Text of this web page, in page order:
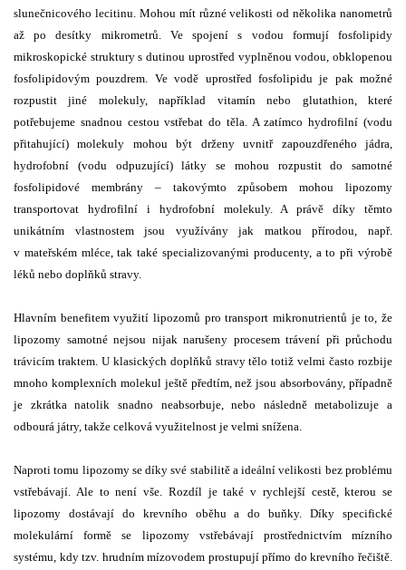
slunečnicového lecitinu. Mohou mít různé velikosti od několika nanometrů
až po desítky mikrometrů. Ve spojení s vodou formují fosfolipidy
mikroskopické struktury s dutinou uprostřed vyplněnou vodou, obklopenou
fosfolipidovým pouzdrem. Ve vodě uprostřed fosfolipidu je pak možné
rozpustit jiné molekuly, například vitamín nebo glutathion, které
potřebujeme snadnou cestou vstřebat do těla. A zatímco hydrofilní (vodu
přitahující) molekuly mohou být drženy uvnitř zapouzdřeného jádra,
hydrofobní (vodu odpuzující) látky se mohou rozpustit do samotné
fosfolipidové membrány – takovýmto způsobem mohou lipozomy
transportovat hydrofilní i hydrofobní molekuly. A právě díky těmto
unikátním vlastnostem jsou využívány jak matkou přírodou, např.
v mateřském mléce, tak také specializovanými producenty, a to při výrobě
léků nebo doplňků stravy.
Hlavním benefitem využití lipozomů pro transport mikronutrientů je to, že
lipozomy samotné nejsou nijak narušeny procesem trávení při průchodu
trávicím traktem. U klasických doplňků stravy tělo totiž velmi často rozbije
mnoho komplexních molekul ještě předtím, než jsou absorbovány, případně
je zkrátka natolik snadno neabsorbuje, nebo následně metabolizuje a
odbourá játry, takže celková využitelnost je velmi snížena.
Naproti tomu lipozomy se díky své stabilitě a ideální velikosti bez problému
vstřebávají. Ale to není vše. Rozdíl je také v rychlejší cestě, kterou se
lipozomy dostávají do krevního oběhu a do buňky. Díky specifické
molekulární formě se lipozomy vstřebávají prostřednictvím mízního
systému, kdy tzv. hrudním mízovodem prostupují přímo do krevního řečiště.